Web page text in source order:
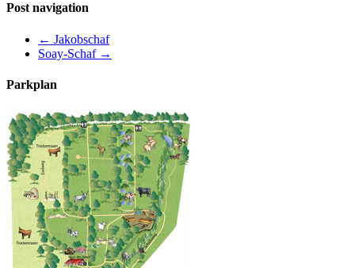
Post navigation
← Jakobschaf
Soay-Schaf →
Parkplan